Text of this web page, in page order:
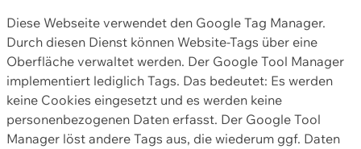
Diese Webseite verwendet den Google Tag Manager.
Durch diesen Dienst können Website-Tags über eine
Oberfläche verwaltet werden. Der Google Tool Manager
implementiert lediglich Tags. Das bedeutet: Es werden
keine Cookies eingesetzt und es werden keine
personenbezogenen Daten erfasst. Der Google Tool
Manager löst andere Tags aus, die wiederum ggf. Daten